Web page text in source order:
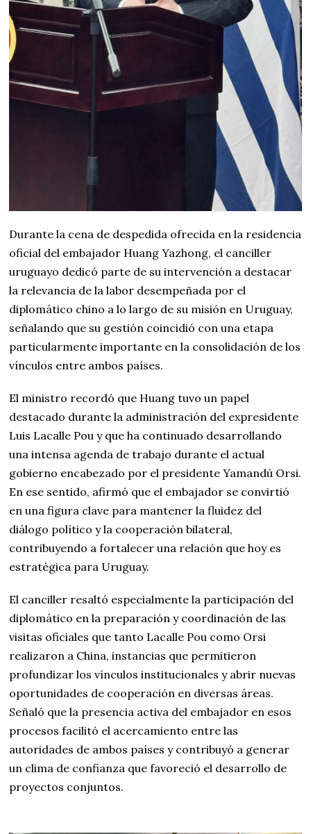
Durante la cena de despedida ofrecida en la residencia
oficial del embajador Huang Yazhong, el canciller
uruguayo dedicó parte de su intervención a destacar
la relevancia de la labor desempeñada por el
diplomático chino a lo largo de su misión en Uruguay,
señalando que su gestión coincidió con una etapa
particularmente importante en la consolidación de los
vínculos entre ambos países.
El ministro recordó que Huang tuvo un papel
destacado durante la administración del expresidente
Luis Lacalle Pou y que ha continuado desarrollando
una intensa agenda de trabajo durante el actual
gobierno encabezado por el presidente Yamandú Orsi.
En ese sentido, afirmó que el embajador se convirtió
en una figura clave para mantener la fluidez del
diálogo político y la cooperación bilateral,
contribuyendo a fortalecer una relación que hoy es
estratégica para Uruguay.
El canciller resaltó especialmente la participación del
diplomático en la preparación y coordinación de las
visitas oficiales que tanto Lacalle Pou como Orsi
realizaron a China, instancias que permitieron
profundizar los vínculos institucionales y abrir nuevas
oportunidades de cooperación en diversas áreas.
Señaló que la presencia activa del embajador en esos
procesos facilitó el acercamiento entre las
autoridades de ambos países y contribuyó a generar
un clima de confianza que favoreció el desarrollo de
proyectos conjuntos.